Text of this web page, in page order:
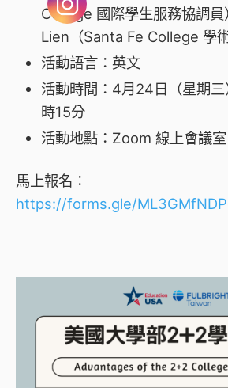
College 國際學生服務協調員
Lien（Santa Fe College 學術
活動語言： 英文
活動時間： 4月24日（星期
時15分
活動地點：Zoom 線上會議室
馬上報名：
https://forms.gle/